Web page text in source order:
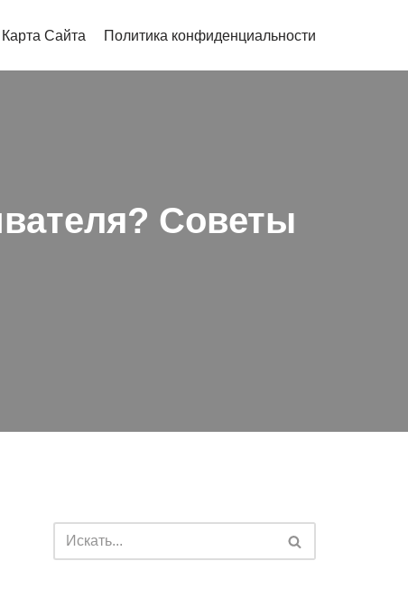
Карта Сайта Политика конфиденциальности
Советы